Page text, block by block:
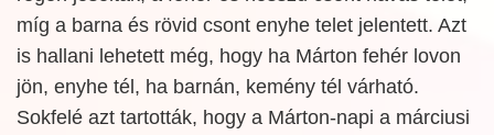
míg a barna és rövid csont enyhe telet jelentett. Azt
is hallani lehetett még, hogy ha Márton fehér lovon
jön, enyhe tél, ha barnán, kemény tél várható.
Sokfelé azt tartották, hogy a Márton-napi a márciusi